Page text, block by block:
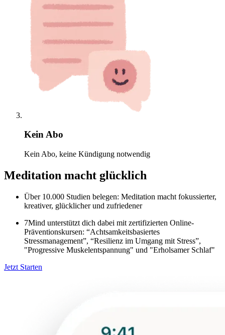
Kein Abo
Kein Abo, keine Kündigung notwendig
Meditation macht glücklich
Über 10.000 Studien belegen: Meditation macht fokussierter,
kreativer, glücklicher und zufriedener
7Mind unterstützt dich dabei mit zertifizierten Online-
Präventionskursen: “Achtsamkeitsbasiertes
Stressmanagement”, “Resilienz im Umgang mit Stress”,
"Progressive Muskelentspannung" und "Erholsamer Schlaf"
Jetzt Starten